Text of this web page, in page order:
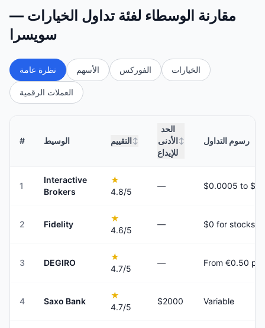
مقارنة الوسطاء لفئة تداول الخيارات —
سويسرا
نظرة عامة الأسهم الفوركس الخيارات
العملات الرقمية
# الوسيط التقييم ↕
الحد
الأدنى
للإيداع
↕ رسوم التداول
1
Interactive
Brokers
★
4.8/5
—
2 Fidelity
★
4.6/5
— $0 for stocks
3 DEGIRO
★
4.7/5
— From €0.50
4 Saxo Bank
★
4.7/5
$2000 Variable